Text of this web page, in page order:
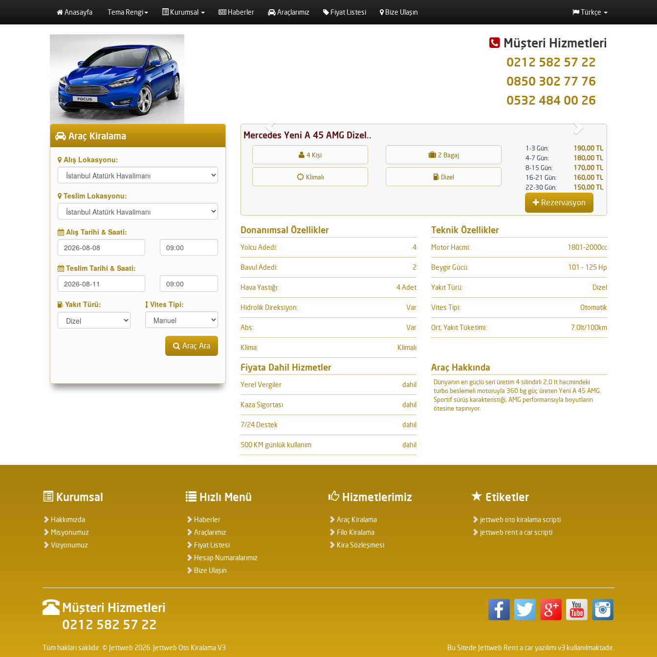
Anasayfa Tema Rengi Kurumsal Haberler Araçlarımız Fiyat Listesi Bize Ulaşın Türkçe
Müşteri Hizmetleri
0212 582 57 22
0850 302 77 76
0532 484 00 26
Araç Kiralama
Alış Lokasyonu:
Teslim Lokasyonu:
Alış Tarihi & Saati:
Teslim Tarihi & Saati:
Yakıt Türü: Vites Tipi:
Araç Ara
Geri İleri
Mercedes Yeni A 45 AMG Dizel..
4 Kişi 2 Bagaj
Klimalı Dizel
1-3 Gün:
190,00 TL
4-7 Gün:
180,00 TL
8-15 Gün:
170,00 TL
16-21 Gün:
160,00 TL
22-30 Gün:
150,00 TL
Rezervasyon
Donanımsal Özellikler
Yolcu Adedi: 4
Bavul Adedi: 2
Hava Yastığı: 4 Adet
Hidrolik Direksiyon: Var
Abs: Var
Klima: Klimalı
Teknik Özellikler
Motor Hacmi: 1801-2000cc
Beygir Gücü: 101 - 125 Hp
Yakıt Türü: Dizel
Vites Tipi: Otomatik
Ort. Yakıt Tüketimi: 7.0lt/100km
Fiyata Dahil Hizmetler
Yerel Vergiler dahil
Kaza Sigortası dahil
7/24 Destek dahil
500 KM günlük kullanım dahil
Araç Hakkında
Dünyanın en güçlü seri üretim 4 silindirli 2.0 lt hacmindeki
turbo beslemeli motoruyla 360 bg güç üreten Yeni A 45 AMG.
Sportif sürüş karakteristiği, AMG performansıyla boyutların
ötesine taşınıyor.
Kurumsal
Hakkımızda
Misyonumuz
Vizyonumuz
Hızlı Menü
Haberler
Araçlarımız
Fiyat Listesi
Hesap Numaralarımız
Bize Ulaşın
Hizmetlerimiz
Araç Kiralama
Filo Kiralama
Kira Sözleşmesi
Etiketler
jettweb oto kiralama scripti
jettweb rent a car scripti
Müşteri Hizmetleri
0212 582 57 22
Tüm hakları saklıdır. © Jettweb 2026. Jettweb Oto Kiralama V3 Bu Sitede Jettweb Rent a car yazılımı v3 kullanılmaktadır.